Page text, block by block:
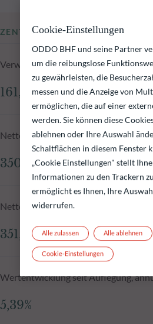
ZENTRALE KENNZAHLEN
Verwaltetes Fondsvolumen zum
161,41 Mio.€
Nettoinventarwert zum 05.08.2026
350,78 €
Nettoinventarwert N-1
351,24 €
Wertentwicklung seit Auflegung,
5,39%
Cookie-Einstellungen
ODDO BHF und seine Partner
um die reibungslose
zu gewährleisten, die
messen und die Anzeige von
ermöglichen, die auf einer
werden. Sie können diese
ablehnen oder Ihre Auswahl
Schaltflächen in diesem Fenster
„Cookie Einstellungen" stellt
Informationen zu den Trackern
ermöglicht es Ihnen, Ihre
widerrufen.
Alle ablehnen
Alle zulassen
Cookie-Einstellungen